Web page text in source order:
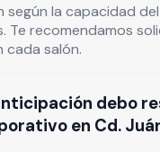
según la capacidad
Te recomendamos
salón.
debo
en Cd.